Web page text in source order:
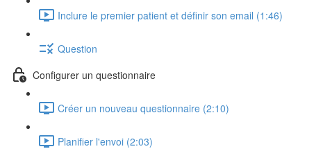
Inclure le premier patient et définir son email (1:46)
Question
Configurer un questionnaire
Créer un nouveau questionnaire (2:10)
Planifier l'envoi (2:03)